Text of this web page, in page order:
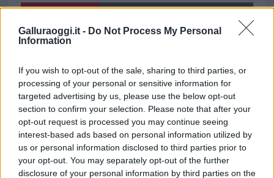
Galluraoggi.it - Do Not Process My Personal
Information
If you wish to opt-out of the sale, sharing to third parties, or
processing of your personal or sensitive information for
targeted advertising by us, please use the below opt-out
section to confirm your selection. Please note that after your
opt-out request is processed you may continue seeing
interest-based ads based on personal information utilized by
us or personal information disclosed to third parties prior to
your opt-out. You may separately opt-out of the further
disclosure of your personal information by third parties on the
in Europa: classifica dei 5 centri di riferimento
pe…
Incendi, a San Pasquale arriva il Campo Base:
l’inaugurazione
Andrea Mura conquista Palau: grande